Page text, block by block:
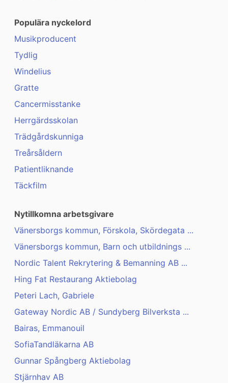
Populära nyckelord
Musikproducent
Tydlig
Windelius
Gratte
Cancermisstanke
Herrgärdsskolan
Trädgårdskunniga
Treårsåldern
Patientliknande
Täckfilm
Nytillkomna arbetsgivare
Vänersborgs kommun, Förskola, Skördegata ...
Vänersborgs kommun, Barn och utbildnings ...
Nordic Talent Rekrytering & Bemanning AB ...
Hing Fat Restaurang Aktiebolag
Peteri Lach, Gabriele
Gateway Nordic AB / Sundyberg Bilverksta ...
Bairas, Emmanouil
SofiaTandläkarna AB
Gunnar Spångberg Aktiebolag
Stjärnhav AB